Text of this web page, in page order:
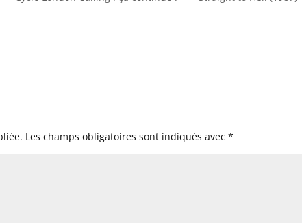
Les champs obligatoires sont indiqués avec*